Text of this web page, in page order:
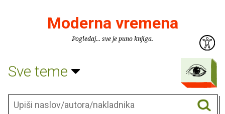
Moderna vremena
Pogledaj... sve je puno knjiga.
Sve teme